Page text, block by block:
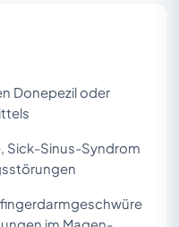
Donepezil oder
Sick-Sinus-Syndrom